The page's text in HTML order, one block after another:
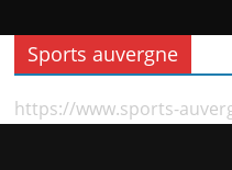
Sports auvergne
https://www.sports-